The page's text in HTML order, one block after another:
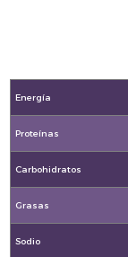
Energía
Proteínas
Carbohidratos
Grasas
Sodio